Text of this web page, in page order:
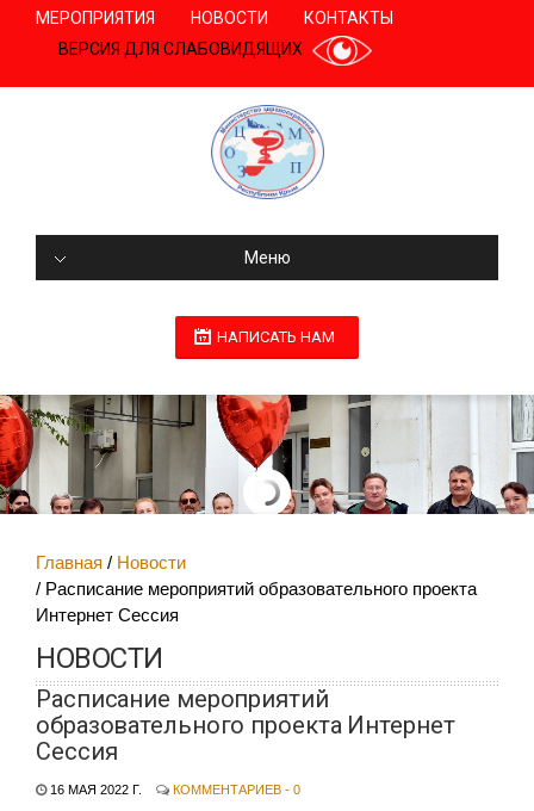
МЕРОПРИЯТИЯ НОВОСТИ
КОНТАКТЫ
ВЕРСИЯ ДЛЯ СЛАБОВИДЯЩИХ
Меню
НАПИСАТЬ НАМ
Главная
Новости
Расписание мероприятий образовательного проекта
Интернет Сессия
НОВОСТИ
Расписание мероприятий
образовательного проекта Интернет
Сессия
16 МАЯ 2022 Г. КОММЕНТАРИЕВ - 0